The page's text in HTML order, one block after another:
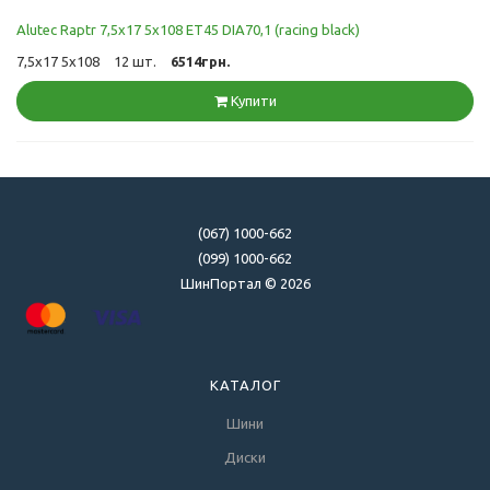
Alutec Raptr 7,5x17 5x108 ET45 DIA70,1 (racing black)
7,5x17 5x108 12 шт. 6514грн.
Купити
(067) 1000-662
(099) 1000-662
ШинПортал © 2026
КАТАЛОГ
Шини
Диски